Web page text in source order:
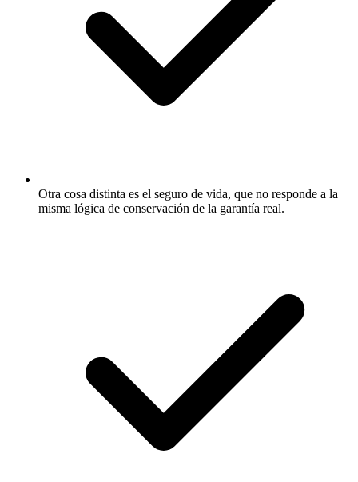
Otra cosa distinta es el seguro de vida, que no responde a la
misma lógica de conservación de la garantía real.